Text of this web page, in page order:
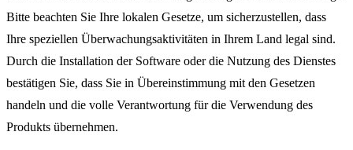
Bitte beachten Sie Ihre lokalen Gesetze, um sicherzustellen, dass
Ihre speziellen Überwachungsaktivitäten in Ihrem Land legal sind.
Durch die Installation der Software oder die Nutzung des Dienstes
bestätigen Sie, dass Sie in Übereinstimmung mit den Gesetzen
handeln und die volle Verantwortung für die Verwendung des
Produkts übernehmen.